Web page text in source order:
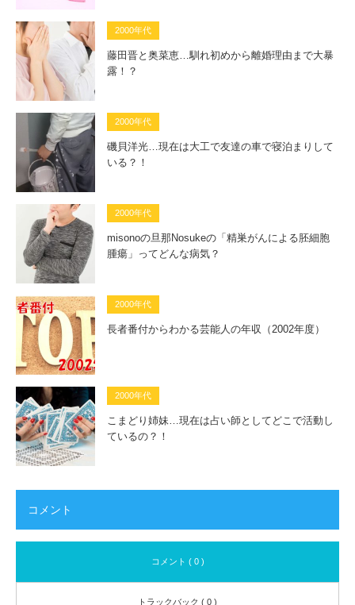
2000年代
藤田晋と奥菜恵…馴れ初めから離婚理由まで大暴
露！？
2000年代
磯貝洋光…現在は大工で友達の車で寝泊まりして
いる？！
2000年代
misonoの旦那Nosukeの「精巣がんによる胚細胞
腫瘍」ってどんな病気？
2000年代
長者番付からわかる芸能人の年収（2002年度）
2000年代
こまどり姉妹…現在は占い師としてどこで活動し
ているの？！
コメント
コメント ( 0 )
トラックバック ( 0 )